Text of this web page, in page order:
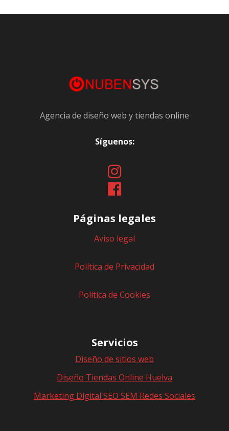
Agencia de diseño web y tiendas online
Síguenos:
Páginas legales
Aviso legal
Política de Privacidad
Política de Cookies
Servicios
Diseño de sitios web
Diseño Tiendas Online Huelva
Marketing Digital SEO SEM Redes Sociales